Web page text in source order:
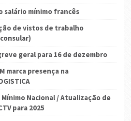
salário mínimo francês
de vistos de trabalho
geral para 16 de dezembro
marca presença na
Nacional / Atualização de
para 2025